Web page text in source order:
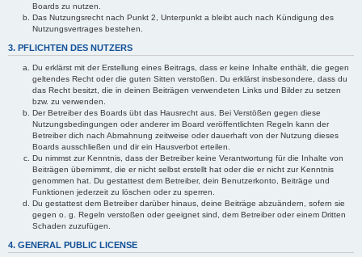
Boards zu nutzen.
Das Nutzungsrecht nach Punkt 2, Unterpunkt a bleibt auch nach Kündigung des
Nutzungsvertrages bestehen.
3. PFLICHTEN DES NUTZERS
Du erklärst mit der Erstellung eines Beitrags, dass er keine Inhalte enthält, die gegen
geltendes Recht oder die guten Sitten verstoßen. Du erklärst insbesondere, dass du
das Recht besitzt, die in deinen Beiträgen verwendeten Links und Bilder zu setzen
bzw. zu verwenden.
Der Betreiber des Boards übt das Hausrecht aus. Bei Verstößen gegen diese
Nutzungsbedingungen oder anderer im Board veröffentlichten Regeln kann der
Betreiber dich nach Abmahnung zeitweise oder dauerhaft von der Nutzung dieses
Boards ausschließen und dir ein Hausverbot erteilen.
Du nimmst zur Kenntnis, dass der Betreiber keine Verantwortung für die Inhalte von
Beiträgen übernimmt, die er nicht selbst erstellt hat oder die er nicht zur Kenntnis
genommen hat. Du gestattest dem Betreiber, dein Benutzerkonto, Beiträge und
Funktionen jederzeit zu löschen oder zu sperren.
Du gestattest dem Betreiber darüber hinaus, deine Beiträge abzuändern, sofern sie
gegen o. g. Regeln verstoßen oder geeignet sind, dem Betreiber oder einem Dritten
Schaden zuzufügen.
4. GENERAL PUBLIC LICENSE